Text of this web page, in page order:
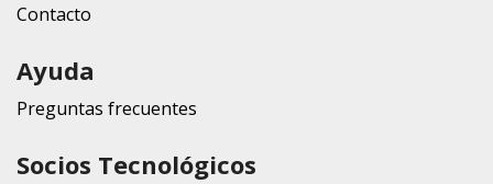
Contacto
Ayuda
Preguntas frecuentes
Socios Tecnológicos